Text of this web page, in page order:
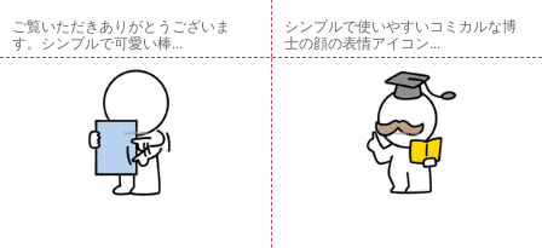
ご覧いただきありがとうございま
す。シンプルで可愛い棒...
シンプルで使いやすいコミカルな博
士の顔の表情アイコン...